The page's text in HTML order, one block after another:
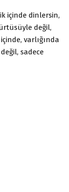
içinde dinlersin,
değil,
varlığında
sadece